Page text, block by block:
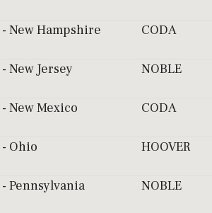
- New Hampshire CODA
- New Jersey NOBLE
- New Mexico CODA
- Ohio HOOVER
- Pennsylvania NOBLE